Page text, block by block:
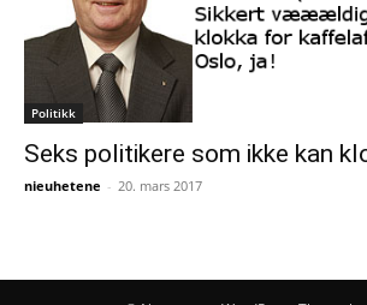
Politikk
Seks politikere som ikke kan
nieuhetene - 20. mars 2017